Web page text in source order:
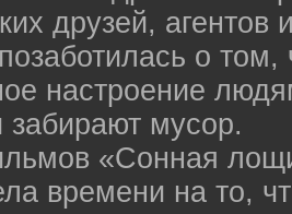
друзей, агентов
о том,
настроение
забирают мусор.
«Сонная
времени на то,